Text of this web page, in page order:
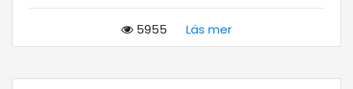
5955 Läs mer